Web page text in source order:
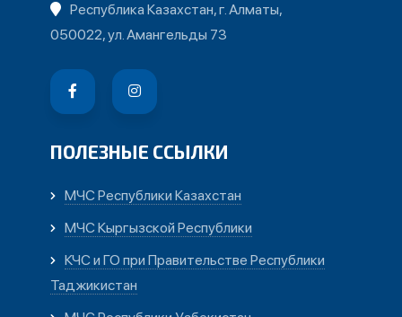
Республика Казахстан, г. Алматы,
050022, ул. Амангельды 73
ПОЛЕЗНЫЕ ССЫЛКИ
МЧС Республики Казахстан
МЧС Кыргызской Республики
КЧС и ГО при Правительстве Республики
Таджикистан